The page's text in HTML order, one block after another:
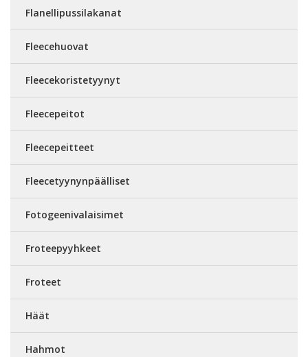
Flanellipussilakanat
Fleecehuovat
Fleecekoristetyynyt
Fleecepeitot
Fleecepeitteet
Fleecetyynynpäälliset
Fotogeenivalaisimet
Froteepyyhkeet
Froteet
Häät
Hahmot